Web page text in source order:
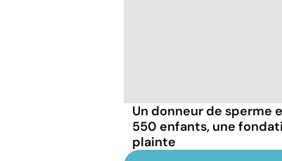
Un donneur de sperme
550 enfants, une
plainte